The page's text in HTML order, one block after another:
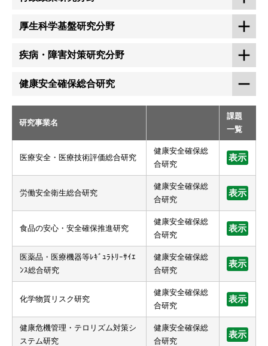
厚生科学基盤研究分野
疾病・障害対策研究分野
健康安全確保総合研究
研究事業名
課題
一覧
医療安全・医療技術評価総合研究
健康安全確保総
合研究
表示
労働安全衛生総合研究
健康安全確保総
合研究
表示
食品の安心・安全確保推進研究
健康安全確保総
合研究
表示
医薬品・医療機器等ﾚｷﾞｭﾗﾄﾘｰｻｲｴ
ﾝｽ総合研究
健康安全確保総
合研究
表示
化学物質リスク研究
健康安全確保総
合研究
表示
健康危機管理・テロリズム対策シ
ステム研究
健康安全確保総
合研究
表示